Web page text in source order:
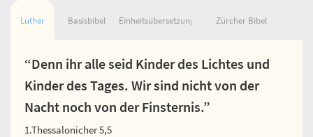
Luther Basisbibel Einheitsübersetzung Zürcher Bibel
“Denn ihr alle seid Kinder des Lichtes und
Kinder des Tages. Wir sind nicht von der
Nacht noch von der Finsternis.”
1.Thessalonicher 5,5